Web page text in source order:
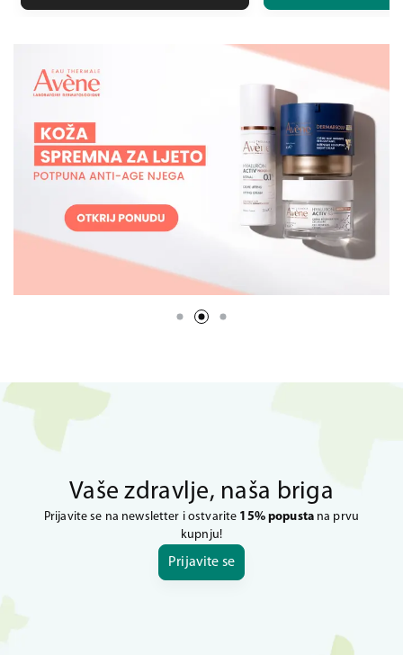
Vaše zdravlje, naša briga
Prijavite se na newsletter i ostvarite 15% popustana prvu
kupnju!
Prijavite se